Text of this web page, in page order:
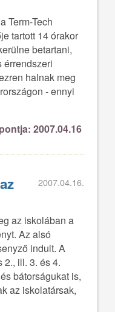
Term-Tech
tartott 14 órakor
betartani,
érrendszeri
halnak meg
- ennyi
2007.04.16
2007.04.16.
az iskolában a
Az alsó
indult. A
2., ill. 3. és 4.
bátorságukat is,
az iskolatársak,